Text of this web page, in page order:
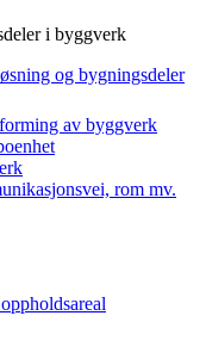
i byggverk
og bygningsdeler
av byggverk
rom mv.